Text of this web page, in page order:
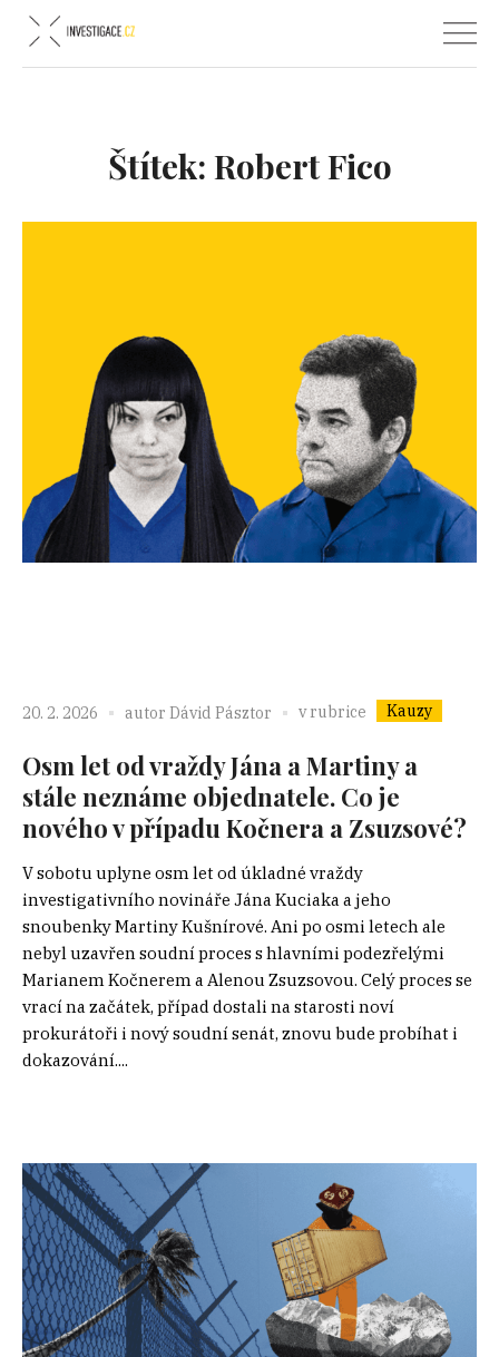
Štítek: Robert Fico
20. 2. 2026 autor Dávid Pásztor v rubrice Kauzy
Osm let od vraždy Jána a Martiny a
stále neznáme objednatele. Co je
nového v případu Kočnera a Zsuzsové?
V sobotu uplyne osm let od úkladné vraždy
investigativního novináře Jána Kuciaka a jeho
snoubenky Martiny Kušnírové. Ani po osmi letech ale
nebyl uzavřen soudní proces s hlavními podezřelými
Marianem Kočnerem a Alenou Zsuzsovou. Celý proces se
vrací na začátek, případ dostali na starosti noví
prokurátoři i nový soudní senát, znovu bude probíhat i
dokazování....